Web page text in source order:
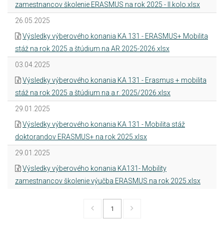
zamestnancov školenie ERASMUS na rok 2025 - II.kolo.xlsx
26.05.2025
Výsledky výberového konania KA 131 - ERASMUS+ Mobilita
stáž na rok 2025 a štúdium na AR 2025-2026.xlsx
03.04.2025
Výsledky výberového konania KA 131 - Erasmus + mobilita
stáž na rok 2025 a štúdium na a.r. 2025/2026.xlsx
29.01.2025
Výsledky výberového konania KA 131 - Mobilita stáž
doktorandov ERASMUS+ na rok 2025.xlsx
29.01.2025
Výsledky výberového konania KA131- Mobility
zamestnancov školenie výučba ERASMUS na rok 2025.xlsx
1